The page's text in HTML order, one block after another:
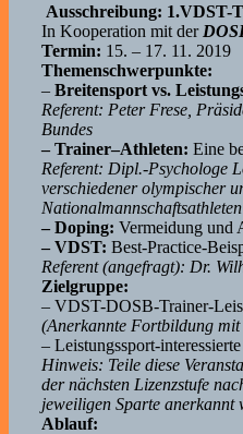
Ausschreibung: 1.VDST-
In Kooperation mit der
Termin: 15. – 17. 11. 2019
Themenschwerpunkte:
– Breitensport vs.
Referent: Peter Frese,
Bundes
– Trainer–Athleten: Eine
Referent: Dipl.-Psychologe
verschiedener olympischer
Nationalmannschaftsathleten
– Doping: Vermeidung und
– VDST: Best-Practice-
Referent (angefragt): Dr.
Zielgruppe:
– VDST-DOSB-Trainer-
(Anerkannte Fortbildung
– Leistungssport-
Hinweis: Teile diese
der nächsten Lizenzstufe
jeweiligen Sparte anerkannt
Ablauf: